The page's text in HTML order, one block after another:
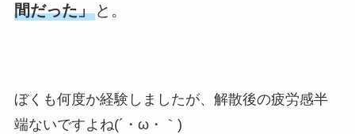
間だった」と。
ぼくも何度か経験しましたが、解散後の疲労感半
端ないですよね(´・ω・｀)